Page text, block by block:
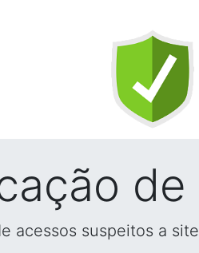
acessos suspeitos a